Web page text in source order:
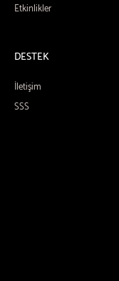
Etkinlikler
DESTEK
İletişim
SSS